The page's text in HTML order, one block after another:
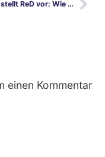
Waymo stellt ReD vor: Wie würde ein Mensch reagieren?
einen Kommentar